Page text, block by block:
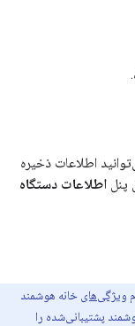
اطلاعات ذخیره
پنل اطلاعات دستگاه
ویژگی‌های خانه هوشمند
پشتیبانی‌شده را